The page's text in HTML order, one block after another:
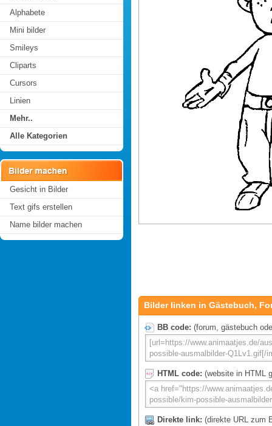
Alphabete
Mini bilder
Smileys
Cliparts
Cursors
Linien
Mehr..
Alle Kategorien
Gesicht in Bilder
Text gifs erstellen
Name bilder machen
Bilder linken in Gästebuch,
BB code: (forum, gästebuch
HTML code: (website in HTML
Direkte link: (direkte URL zum